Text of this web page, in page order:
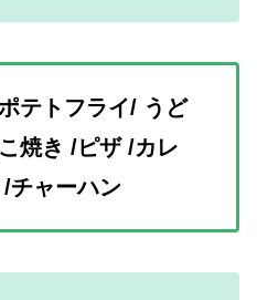
テトフライ/ うど
焼き /ピザ /カレ
チャーハン